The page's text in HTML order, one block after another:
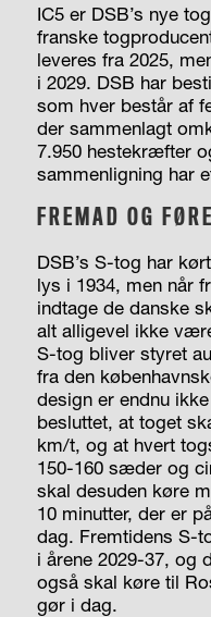
IC5 er DSB’s nye
franske
leveres fra 2025,
i 2029. DSB har
som hver består af
der sammenlagt
7.950 hestekræfter
sammenligning har
FREMAD OG
DSB’s S-tog har
lys i 1934, men når
indtage de danske
alt alligevel ikke
S-tog bliver styret
fra den
design er endnu
besluttet, at toget
km/t, og at hvert
150-160 sæder og
skal desuden køre
10 minutter, der er
dag. Fremtidens S-
i årene 2029-37, og
også skal køre til
gør i dag.